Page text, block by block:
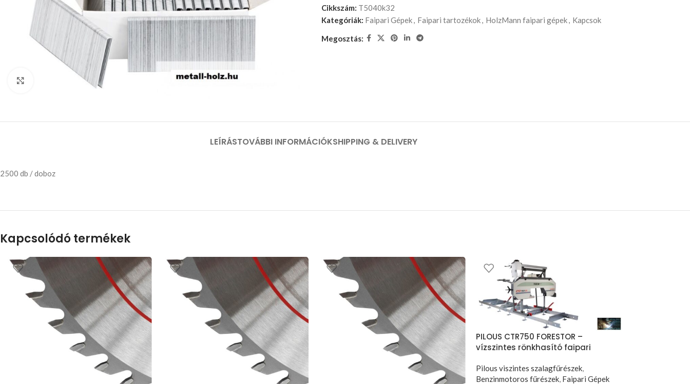
Nagyításhoz kattints ide
Cikkszám: T5040k32
Kategóriák: Faipari Gépek, Faipari tartozékok, HolzMann faipari gépek, Kapcsok
Megosztás:
LEÍRÁSTOVÁBBI INFORMÁCIÓKSHIPPING & DELIVERY
2500 db / doboz
Kapcsolódó termékek
PILOUS CTR750 FORESTOR –
vízszintes rönkhasító faipari
Pilous viszintes szalagfűrészek,
Benzinmotoros fűrészek, Faipari Gépek